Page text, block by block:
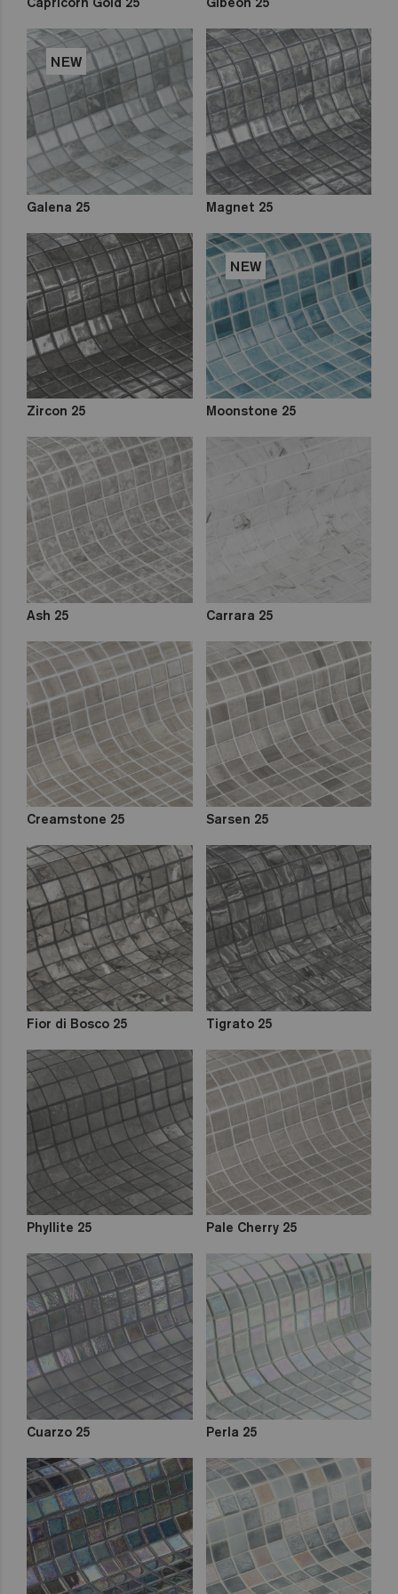
NEW
Galena 25 Magnet 25
Zircon 25
NEW
Moonstone 25
Ash 25 Carrara 25
Creamstone 25 Sarsen 25
Fior di Bosco 25 Tigrato 25
Phyllite 25 Pale Cherry 25
Cuarzo 25 Perla 25